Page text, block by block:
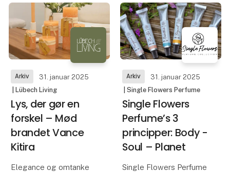
duftkreationer.
Parfumen er i creamform
og hele kollektionen er
udviklet og produc
en stemningsfuld og
elegant atmosfære.
Flydelysene er designet
som små sten, heraf
navnet pebbles, og de
fem farvevarianter er
Arkiv
31. januar 2025
| Lübech Living
Lys, der gør en
forskel – Mød
brandet Vance
Kitira
Elegance og omtanke
Arkiv
31. januar 2025
| Single Flowers Perfume
Single Flowers
Perfume’s 3
principper: Body -
Soul – Planet
Single Flowers Perfume